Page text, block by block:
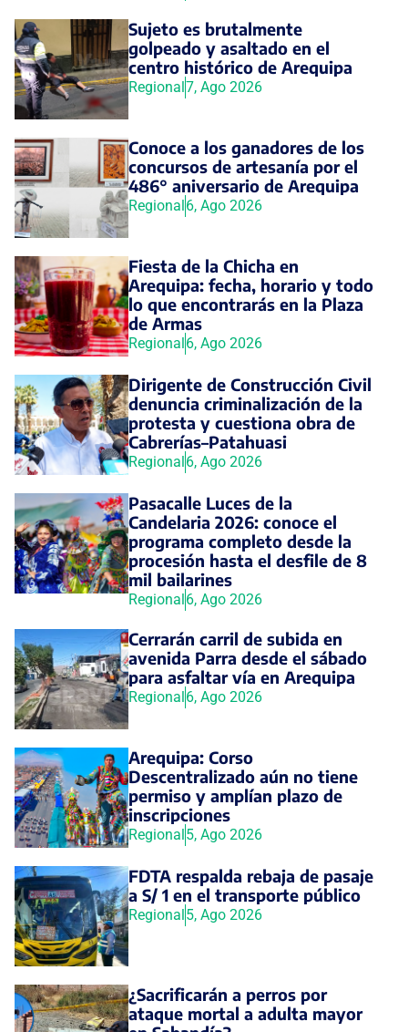
Sujeto es brutalmente
golpeado y asaltado en el
centro histórico de Arequipa
Regional 7, Ago 2026
Conoce a los ganadores de los
concursos de artesanía por el
486° aniversario de Arequipa
Regional 6, Ago 2026
Fiesta de la Chicha en
Arequipa: fecha, horario y todo
lo que encontrarás en la Plaza
de Armas
Regional 6, Ago 2026
Dirigente de Construcción Civil
denuncia criminalización de la
protesta y cuestiona obra de
Cabrerías–Patahuasi
Regional 6, Ago 2026
Pasacalle Luces de la
Candelaria 2026: conoce el
programa completo desde la
procesión hasta el desfile de 8
mil bailarines
Regional 6, Ago 2026
Cerrarán carril de subida en
avenida Parra desde el sábado
para asfaltar vía en Arequipa
Regional 6, Ago 2026
Arequipa: Corso
Descentralizado aún no tiene
permiso y amplían plazo de
inscripciones
Regional 5, Ago 2026
FDTA respalda rebaja de pasaje
a S/ 1 en el transporte público
Regional 5, Ago 2026
¿Sacrificarán a perros por
ataque mortal a adulta mayor